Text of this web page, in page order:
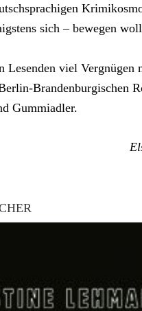
sich – bewegen
Lesenden viel Vergnügen
Brandenburgischen
­Gummiadler.